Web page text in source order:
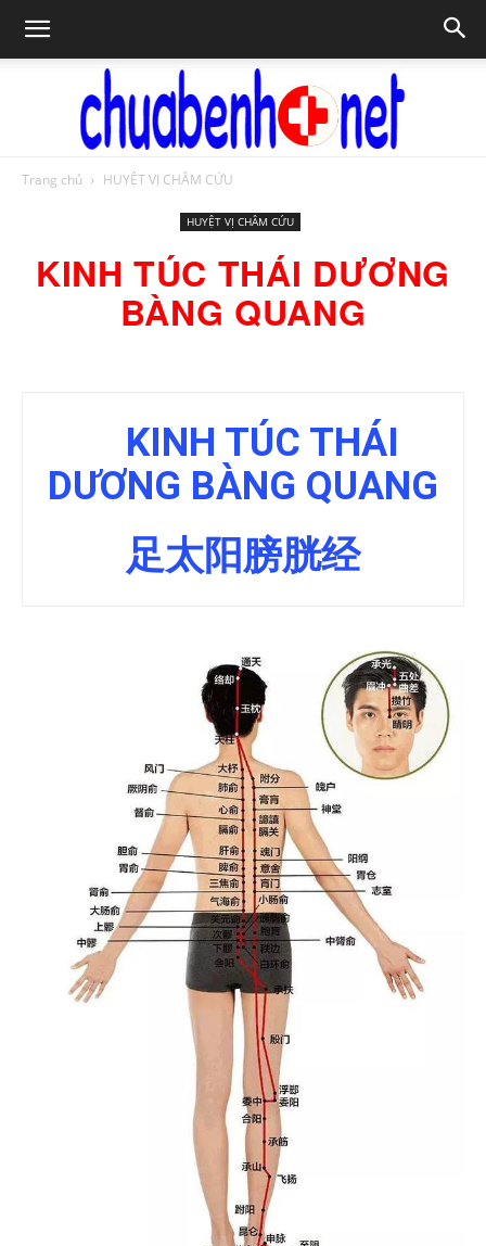
Trang chủ HUYỆT VỊ CHÂM CỨU
HUYỆT VỊ CHÂM CỨU
KINH TÚC THÁI DƯƠNG
BÀNG QUANG
KINH TÚC THÁI
DƯƠNG BÀNG QUANG
足太阳膀胱经